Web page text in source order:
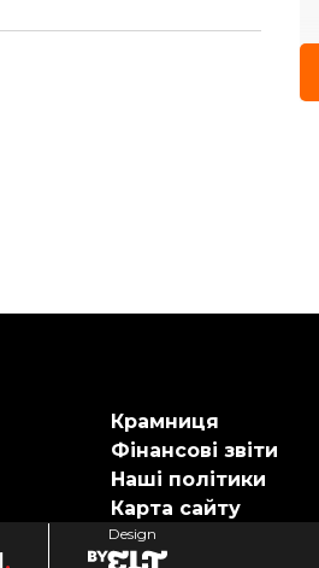
Крамниця
Фінансові звіти
Наші політики
Карта сайту
Design
elt